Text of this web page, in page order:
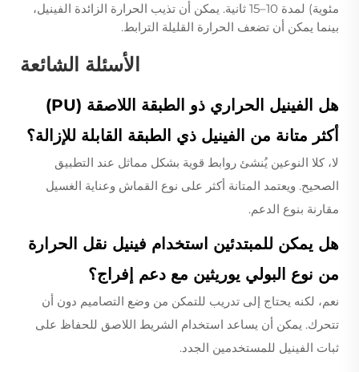
مئوية) لمدة 10–15 ثانية. يمكن أن تذيب الحرارة الزائدة الفينيل،
بينما يمكن أن تضعف الحرارة القليلة الترابط.
الأسئلة الشائعة
هل الفينيل الحراري ذو الطبقة اللاصقة (PU)
أكثر متانة من الفينيل ذي الطبقة القابلة للإزالة؟
لا، كلا النوعين يُنشئ روابط قوية بشكل مماثل عند التطبيق
الصحيح. ويعتمد المتانة أكثر على نوع القماش وعناية الغسيل
مقارنة بنوع الدعم.
هل يمكن للمبتدئين استخدام فينيل نقل الحرارة
من نوع البولي يوريثين مع دعم إفراج؟
نعم، لكنه يحتاج إلى تدريب للتمكن من وضع التصاميم دون أن
تتحرك. يمكن أن يساعد استخدام الشريط اللاصق للحفاظ على
ثبات الفينيل للمستخدمين الجدد.